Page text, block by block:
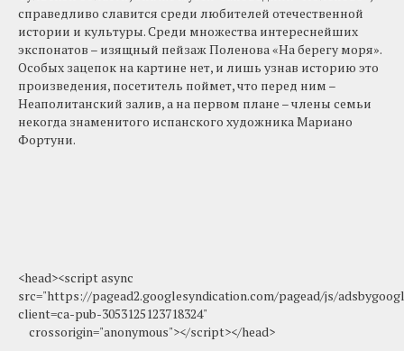
справедливо славится среди любителей отечественной
истории и культуры. Среди множества интереснейших
экспонатов – изящный пейзаж Поленова «На берегу моря».
Особых зацепок на картине нет, и лишь узнав историю это
произведения, посетитель поймет, что перед ним –
Неаполитанский залив, а на первом плане – члены семьи
некогда знаменитого испанского художника Мариано
Фортуни.
<head><script async
src="https://pagead2.googlesyndication.com/pagead/js/
client=ca-pub-3053125123718324"
crossorigin="anonymous"></script></head>